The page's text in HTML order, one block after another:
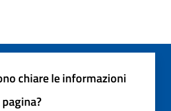
chiare le informazioni